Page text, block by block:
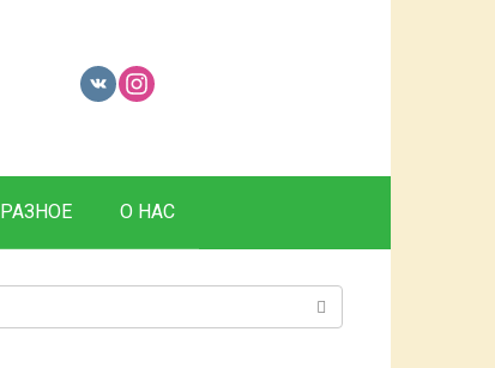
РАЗНОЕ О НАС